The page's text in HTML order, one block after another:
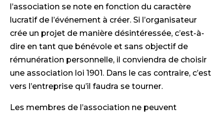
l’association se note en fonction du caractère
lucratif de l’événement à créer. Si l’organisateur
crée un projet de manière désintéressée, c’est-à-
dire en tant que bénévole et sans objectif de
rémunération personnelle, il conviendra de choisir
une association loi 1901. Dans le cas contraire, c’est
vers l’entreprise qu’il faudra se tourner.
Les membres de l’association ne peuvent